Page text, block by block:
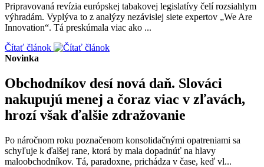
Pripravovaná revízia európskej tabakovej legislatívy čelí rozsiahlym
výhradám. Vyplýva to z analýzy nezávislej siete expertov „We Are
Innovation“. Tá preskúmala viac ako ...
Čítať článok
Novinka
Obchodníkov desí nová daň. Slováci
nakupujú menej a čoraz viac v zľavách,
hrozí však ďalšie zdražovanie
Po náročnom roku poznačenom konsolidačnými opatreniami sa
schyľuje k ďalšej rane, ktorá by mala dopadnúť na hlavy
maloobchodníkov. Tá, paradoxne, prichádza v čase, keď vl...